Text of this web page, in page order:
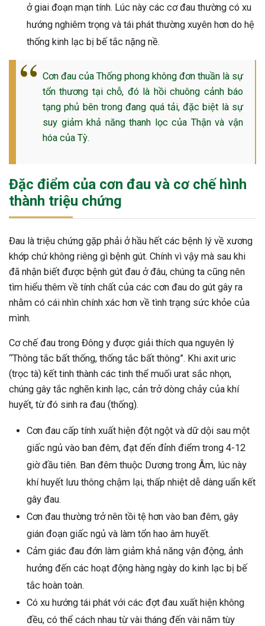
ở giai đoạn mạn tính. Lúc này các cơ đau thường có xu
hướng nghiêm trọng và tái phát thường xuyên hơn do hệ
thống kinh lạc bị bế tắc nặng nề.
Cơn đau của Thống phong không đơn thuần là sự
tổn thương tại chỗ, đó là hồi chuông cảnh báo
tạng phủ bên trong đang quá tải, đặc biệt là sự
suy giảm khả năng thanh lọc của Thận và vận
hóa của Tỳ.
Đặc điểm của cơn đau và cơ chế hình
thành triệu chứng
Đau là triệu chứng gặp phải ở hầu hết các bệnh lý về xương
khớp chứ không riêng gì bệnh gút. Chính vì vậy mà sau khi
đã nhận biết được bệnh gút đau ở đâu, chúng ta cũng nên
tìm hiểu thêm về tính chất của các cơn đau do gút gây ra
nhằm có cái nhìn chính xác hơn về tình trạng sức khỏe của
mình.
Cơ chế đau trong Đông y được giải thích qua nguyên lý
“Thông tắc bất thống, thống tắc bất thông”. Khi axit uric
(trọc tà) kết tinh thành các tinh thể muối urat sắc nhọn,
chúng gây tắc nghẽn kinh lạc, cản trở dòng chảy của khí
huyết, từ đó sinh ra đau (thống).
Cơn đau cấp tính xuất hiện đột ngột và dữ dội sau một
giấc ngủ vào ban đêm, đạt đến đỉnh điểm trong 4-12
giờ đầu tiên. Ban đêm thuộc Dương trong Âm, lúc này
khí huyết lưu thông chậm lại, thấp nhiệt dễ dàng uẩn kết
gây đau.
Cơn đau thường trở nên tồi tệ hơn vào ban đêm, gây
gián đoạn giấc ngủ và làm tổn hao âm huyết.
Cảm giác đau đớn làm giảm khả năng vận động, ảnh
hưởng đến các hoạt động hàng ngày do kinh lạc bị bế
tắc hoàn toàn.
Có xu hướng tái phát với các đợt đau xuất hiện không
đều, có thể cách nhau từ vài tháng đến vài năm tùy